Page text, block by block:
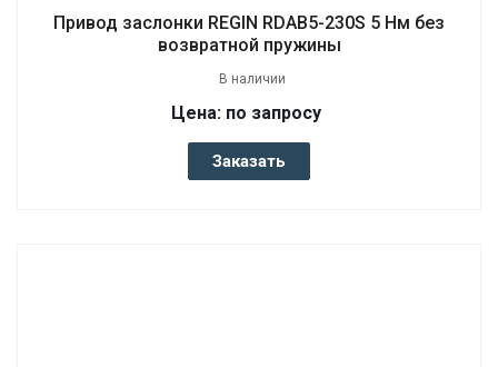
Привод заслонки REGIN RDAB5-230S 5 Нм без
возвратной пружины
В наличии
Цена: по запросу
Заказать